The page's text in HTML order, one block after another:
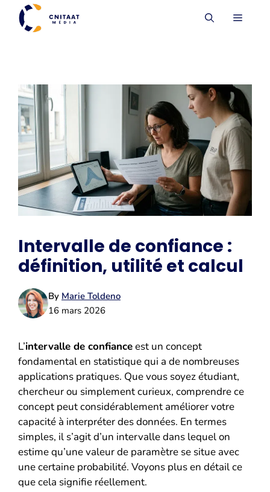
Aller
contenu
MENU
Intervalle de confiance :
définition, utilité et calcul
By Marie Toldeno
16 mars 2026
L’intervalle de confianceest un concept
fondamental en statistique qui a de nombreuses
applications pratiques. Que vous soyez étudiant,
chercheur ou simplement curieux, comprendre ce
concept peut considérablement améliorer votre
capacité à interpréter des données. En termes
simples, il s’agit d’un intervalle dans lequel on
estime qu’une valeur de paramètre se situe avec
une certaine probabilité. Voyons plus en détail ce
que cela signifie réellement.